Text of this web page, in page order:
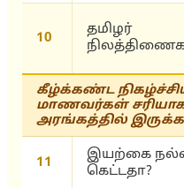
10
தமிழர்
கீழ்க்கண்ட
மாணவர்கள் சரியாக
அரங்கத்தில்
11
இயற்கை
கெட்டதா?